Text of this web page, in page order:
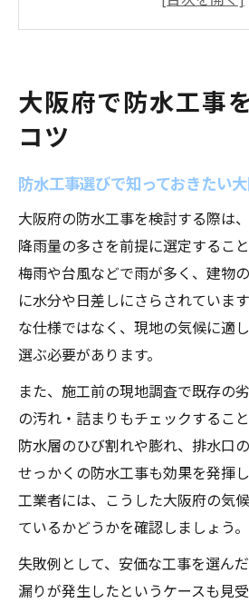
防水工事と掃除の最適なタイ
な頻度
劣化サインを見逃さない
ング
掃除と防水工事の連携
方法
ベランダ長持ちには日常の掃
防水工事後も続けるベラ
ベランダの防水工事効果
防水工事とセットで考え
防水工事後におすすめの
掃除が防水工事の長寿
高圧洗浄も効果的な防水工事
大阪府で防水工事
コツ
防水工事選びで知っておきたい
大阪府の防水工事を検討する際は
降雨量の多さを前提に選定するこ
梅雨や台風などで雨が多く、建物
に水分や日差しにさらされていま
な仕様ではなく、現地の気候に適
選ぶ必要があります。
また、施工前の現地調査で既存の
の汚れ・詰まりもチェックするこ
防水層のひび割れや膨れ、排水口
せっかくの防水工事も効果を発揮
工業者には、こうした大阪府の気
ているかどうかを確認しましょう。
失敗例として、安価な工事を選ん
漏りが発生したというケースも見